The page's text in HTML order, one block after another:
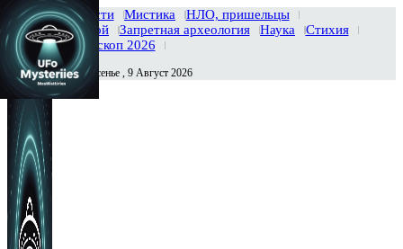
Главная Новости Мистика
НЛО, пришельцы
Тайны вселенной
Запретная археология Наука
Стихия
История
Гороскоп 2026
Сегодня Воскресенье , 9 Август 2026